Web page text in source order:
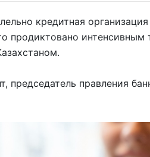
кредитная
продиктовано
председатель правления